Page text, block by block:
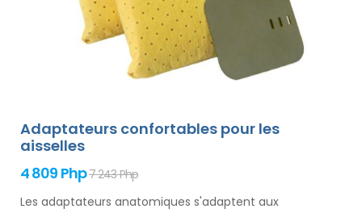
Adaptateurs confortables pour les
aisselles
4 809 Php7 243 Php
Les adaptateurs anatomiques s'adaptent aux